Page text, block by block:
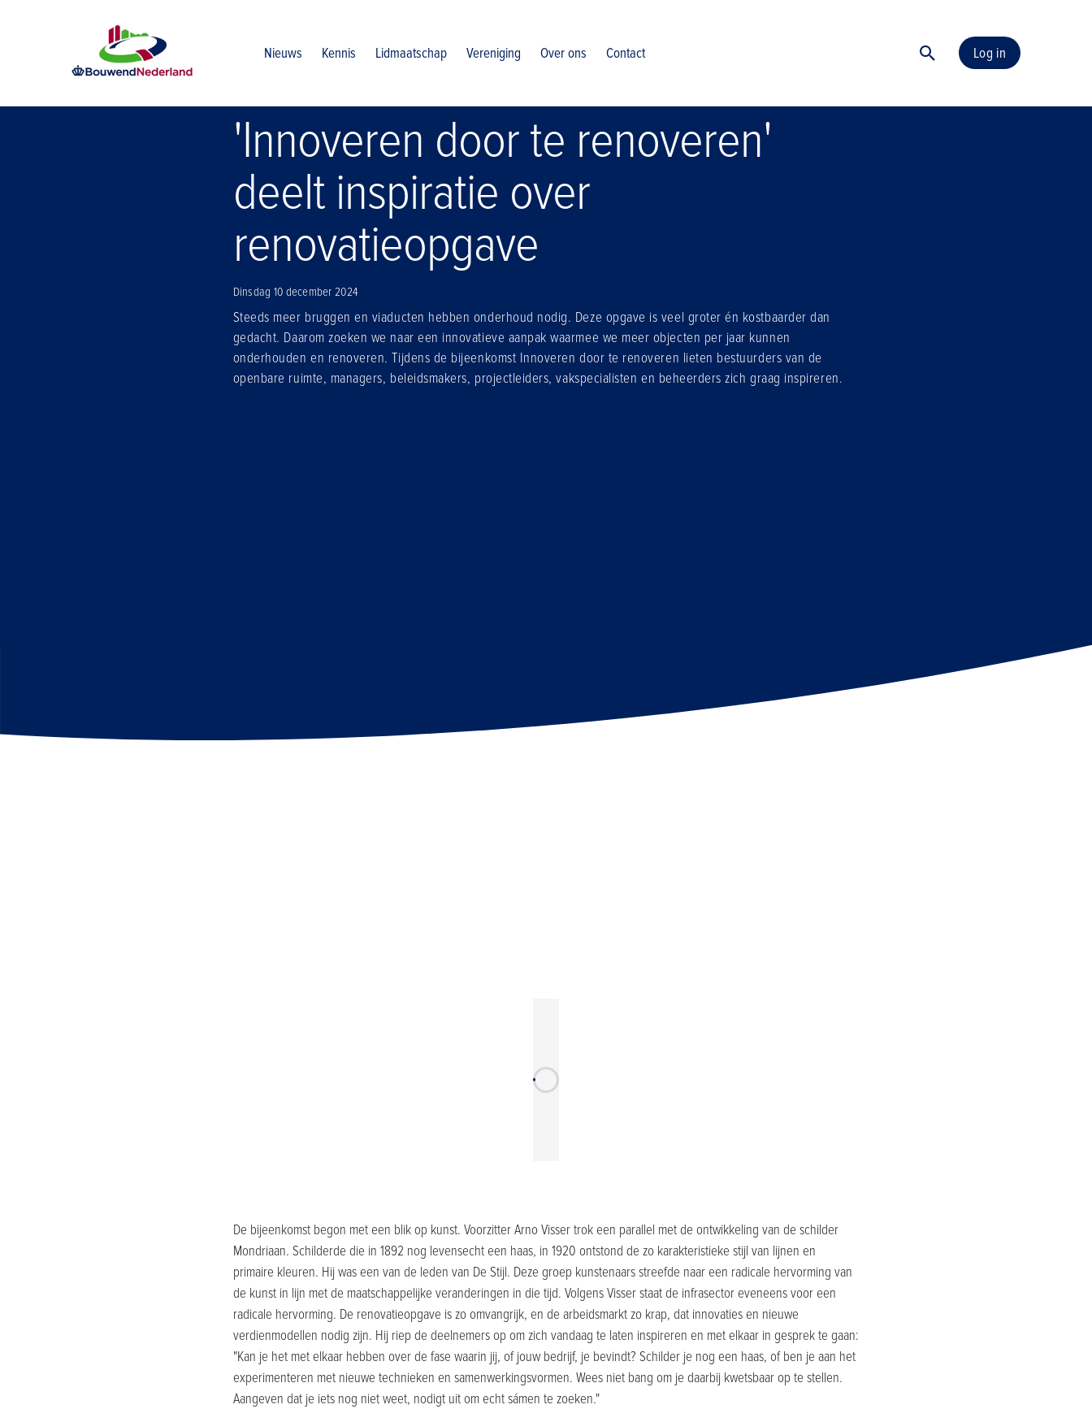
Nieuws Kennis Lidmaatschap Vereniging Over ons Contact Log in
Nieuws
'Innoveren door te renoveren'
deelt inspiratie over
renovatieopgave
Dinsdag 10 december 2024
Steeds meer bruggen en viaducten hebben onderhoud nodig. Deze opgave is veel groter én kostbaarder dan
gedacht. Daarom zoeken we naar een innovatieve aanpak waarmee we meer objecten per jaar kunnen
onderhouden en renoveren. Tijdens de bijeenkomst Innoveren door te renoveren lieten bestuurders van de
openbare ruimte, managers, beleidsmakers, projectleiders, vakspecialisten en beheerders zich graag inspireren.
De bijeenkomst begon met een blik op kunst. Voorzitter Arno Visser trok een parallel met de ontwikkeling van de schilder
Mondriaan. Schilderde die in 1892 nog levensecht een haas, in 1920 ontstond de zo karakteristieke stijl van lijnen en
primaire kleuren. Hij was een van de leden van De Stijl. Deze groep kunstenaars streefde naar een radicale hervorming van
de kunst in lijn met de maatschappelijke veranderingen in die tijd. Volgens Visser staat de infrasector eveneens voor een
radicale hervorming. De renovatieopgave is zo omvangrijk, en de arbeidsmarkt zo krap, dat innovaties en nieuwe
verdienmodellen nodig zijn. Hij riep de deelnemers op om zich vandaag te laten inspireren en met elkaar in gesprek te gaan:
"Kan je het met elkaar hebben over de fase waarin jij, of jouw bedrijf, je bevindt? Schilder je nog een haas, of ben je aan het
experimenteren met nieuwe technieken en samenwerkingsvormen. Wees niet bang om je daarbij kwetsbaar op te stellen.
Aangeven dat je iets nog niet weet, nodigt uit om echt sámen te zoeken."